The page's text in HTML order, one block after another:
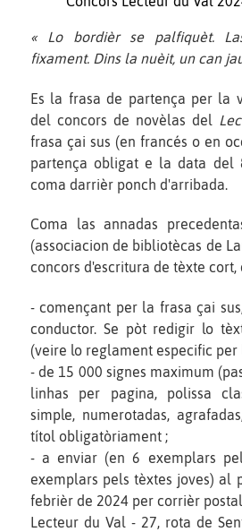
« Lo bordièr se palfiquèt.
fixament. Dins la nuèit, un can
Es la frasa de partença per la
del concors de novèlas del
frasa çai sus (en francés o en
partença obligat e la data del
coma darrièr ponch d'arribada.
Coma las annadas
(associacion de bibliotècas de
concors d'escritura de tèxte cort,
- començant per la frasa çai
conductor. Se pòt redigir lo
(veire lo reglament especific per
- de 15 000 signes maximum
linhas per pagina, polissa
simple, numerotadas,
títol obligatòriament ;
- a enviar (en 6 exemplars
exemplars pels tèxtes joves) al
febrièr de 2024 per corrièr
Lecteur du Val - 27, rota de